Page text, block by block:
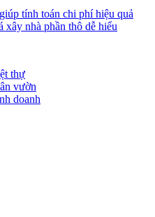
tính toán chi phí hiệu quả
xây nhà phần thô dễ hiểu
thự
vườn
doanh